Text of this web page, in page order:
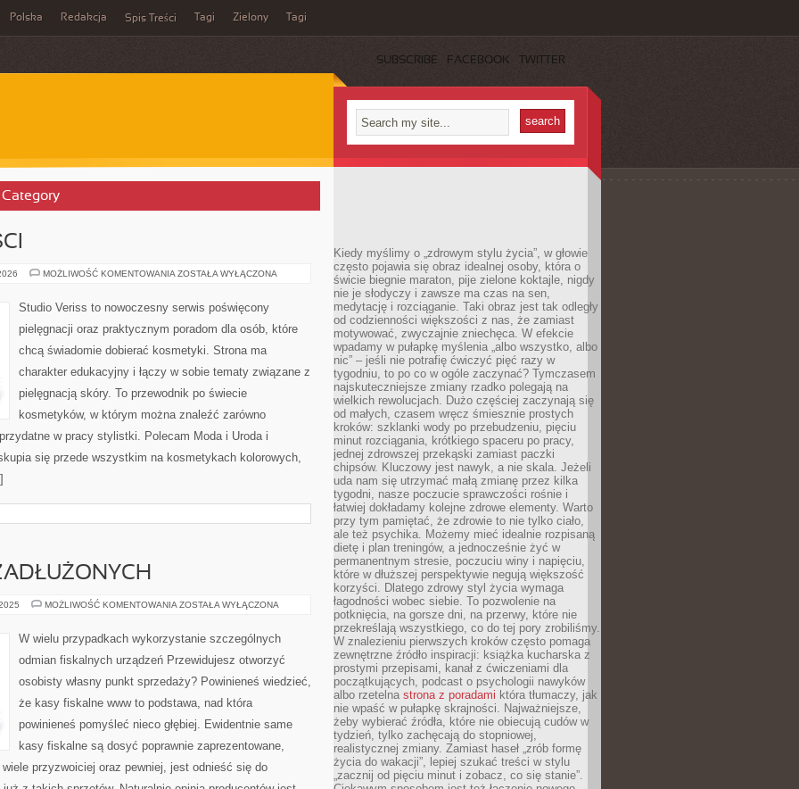
Polska Redakcja Spis Treści Tagi Zielony Tagi
SUBSCRIBE FACEBOOK TWITTER
Category
MOŻLIWOŚĆ KOMENTOWANIA TRENDY
ZOSTAŁA WYŁĄCZONA
Studio Veriss to nowoczesny serwis poświęcony
pielęgnacji oraz praktycznym poradom dla osób, które
chcą świadomie dobierać kosmetyki. Strona ma
charakter edukacyjny i łączy w sobie tematy związane z
pielęgnacją skóry. To przewodnik po świecie
kosmetyków, w którym można znaleźć zarówno
w pracy stylistki. Polecam Moda i Uroda i
się przede wszystkim na kosmetykach kolorowych,
MOŻLIWOŚĆ KOMENTOWANIA POŻYCZKA
ZOSTAŁA WYŁĄCZONA
W wielu przypadkach wykorzystanie szczególnych
odmian fiskalnych urządzeń Przewidujesz otworzyć
osobisty własny punkt sprzedaży? Powinieneś wiedzieć,
że kasy fiskalne www to podstawa, nad która
powinieneś pomyśleć nieco głębiej. Ewidentnie same
kasy fiskalne są dosyć poprawnie zaprezentowane,
przyzwoiciej oraz pewniej, jest odnieść się do
Kiedy myślimy o „zdrowym stylu życia”, w głowie
często pojawia się obraz idealnej osoby, która o
świcie biegnie maraton, pije zielone koktajle, nigdy
nie je słodyczy i zawsze ma czas na sen,
medytację i rozciąganie. Taki obraz jest tak odległy
od codzienności większości z nas, że zamiast
motywować, zwyczajnie zniechęca. W efekcie
wpadamy w pułapkę myślenia „albo wszystko, albo
nic” – jeśli nie potrafię ćwiczyć pięć razy w
tygodniu, to po co w ogóle zaczynać? Tymczasem
najskuteczniejsze zmiany rzadko polegają na
wielkich rewolucjach. Dużo częściej zaczynają się
od małych, czasem wręcz śmiesznie prostych
kroków: szklanki wody po przebudzeniu, pięciu
minut rozciągania, krótkiego spaceru po pracy,
jednej zdrowszej przekąski zamiast paczki
chipsów. Kluczowy jest nawyk, a nie skala. Jeżeli
uda nam się utrzymać małą zmianę przez kilka
tygodni, nasze poczucie sprawczości rośnie i
łatwiej dokładamy kolejne zdrowe elementy. Warto
przy tym pamiętać, że zdrowie to nie tylko ciało,
ale też psychika. Możemy mieć idealnie rozpisaną
dietę i plan treningów, a jednocześnie żyć w
permanentnym stresie, poczuciu winy i napięciu,
które w dłuższej perspektywie negują większość
korzyści. Dlatego zdrowy styl życia wymaga
łagodności wobec siebie. To pozwolenie na
potknięcia, na gorsze dni, na przerwy, które nie
przekreślają wszystkiego, co do tej pory zrobiliśmy.
W znalezieniu pierwszych kroków często pomaga
zewnętrzne źródło inspiracji: książka kucharska z
prostymi przepisami, kanał z ćwiczeniami dla
początkujących, podcast o psychologii nawyków
albo rzetelna strona z poradami która tłumaczy, jak
nie wpaść w pułapkę skrajności. Najważniejsze,
żeby wybierać źródła, które nie obiecują cudów w
tydzień, tylko zachęcają do stopniowej,
realistycznej zmiany. Zamiast haseł „zrób formę
życia do wakacji”, lepiej szukać treści w stylu
„zacznij od pięciu minut i zobacz, co się stanie”.